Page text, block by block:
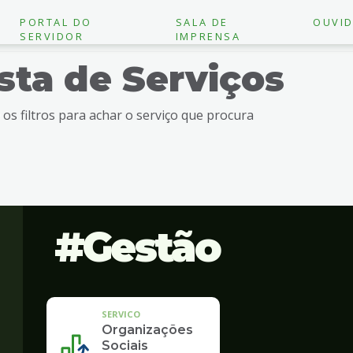
PORTAL DO
SERVIDOR
SALA DE
IMPRENSA
de Serviços
os filtros para achar o serviço que procura
Gestão
SERVICO
Organizações
Sociais